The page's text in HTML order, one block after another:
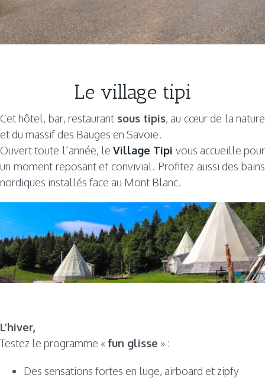
Le village tipi
Cet hôtel, bar, restaurant sous tipis, au cœur de la nature
et du massif des Bauges en Savoie.
Ouvert toute l’année, le Village Tipi vous accueille pour
un moment reposant et convivial. Profitez aussi des bains
nordiques installés face au Mont Blanc.
L’hiver,
Testez le programme «fun glisse » :
Des sensations fortes en luge, airboard et zipfy